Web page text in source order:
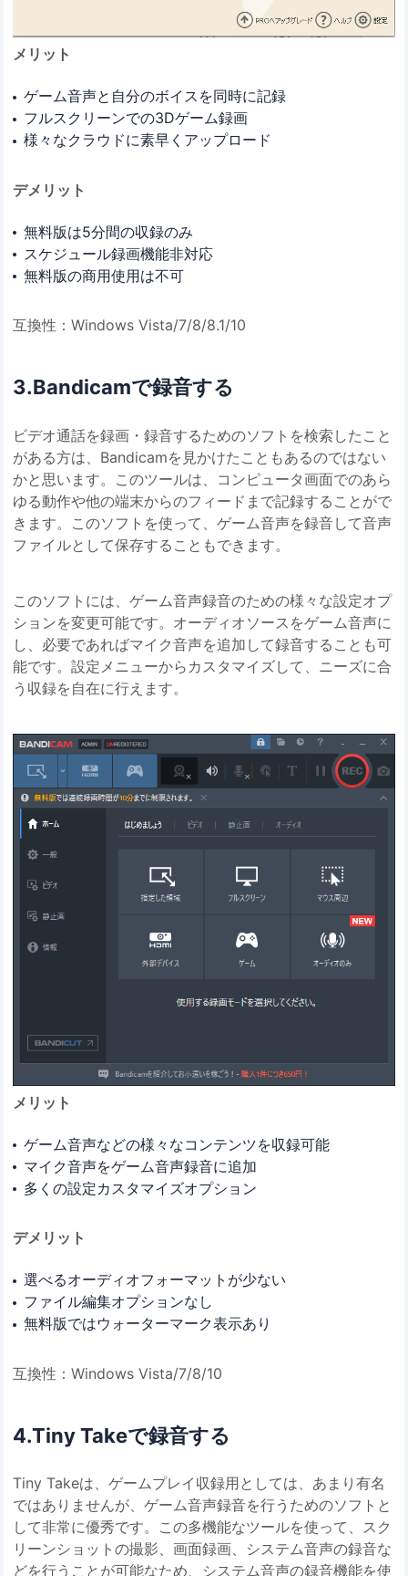
メリット
ゲーム音声と自分のボイスを同時に記録
フルスクリーンでの3Dゲーム録画
様々なクラウドに素早くアップロード
デメリット
無料版は5分間の収録のみ
スケジュール録画機能非対応
無料版の商用使用は不可
互換性：Windows Vista/7/8/8.1/10
3.Bandicamで録音する
ビデオ通話を録画・録音するためのソフトを検索したこと
がある方は、Bandicamを見かけたこともあるのではない
かと思います。このツールは、コンピュータ画面でのあら
ゆる動作や他の端末からのフィードまで記録することがで
きます。このソフトを使って、ゲーム音声を録音して音声
ファイルとして保存することもできます。
このソフトには、ゲーム音声録音のための様々な設定オプ
ションを変更可能です。オーディオソースをゲーム音声に
し、必要であればマイク音声を追加して録音することも可
能です。設定メニューからカスタマイズして、ニーズに合
う収録を自在に行えます。
メリット
ゲーム音声などの様々なコンテンツを収録可能
マイク音声をゲーム音声録音に追加
多くの設定カスタマイズオプション
デメリット
選べるオーディオフォーマットが少ない
ファイル編集オプションなし
無料版ではウォーターマーク表示あり
互換性：Windows Vista/7/8/10
4.Tiny Takeで録音する
Tiny Takeは、ゲームプレイ収録用としては、あまり有名
ではありませんが、ゲーム音声録音を行うためのソフトと
して非常に優秀です。この多機能なツールを使って、スク
リーンショットの撮影、画面録画、システム音声の録音な
どを行うことが可能なため、システム音声の録音機能を使